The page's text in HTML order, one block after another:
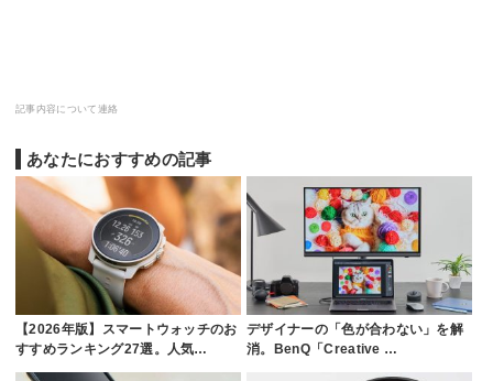
記事内容について連絡
あなたにおすすめの記事
【2026年版】スマートウォッチのお
すすめランキング27選。人気…
デザイナーの「色が合わない」を解
消。BenQ「Creative …